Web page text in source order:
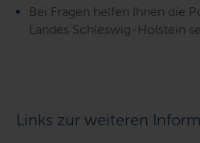
Bei Fragen helfen Ihnen die
Landes Schleswig-Holstein
Links zur weiteren